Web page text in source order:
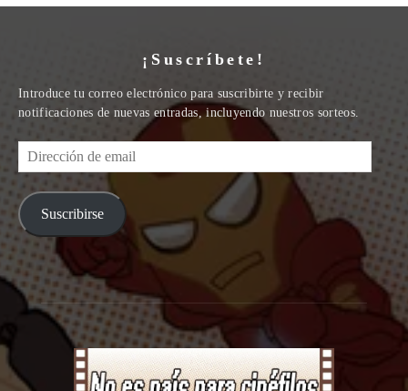
¡Suscríbete!
Introduce tu correo electrónico para suscribirte y recibir
notificaciones de nuevas entradas, incluyendo nuestros sorteos.
Dirección
de
email
Suscribirse